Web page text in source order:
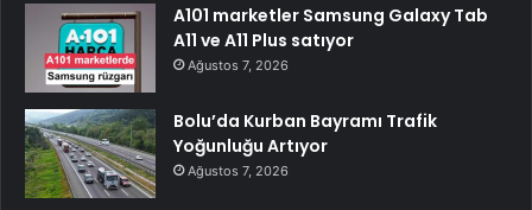
A101 marketler Samsung Galaxy Tab
A11 ve A11 Plus satıyor
Ağustos 7, 2026
Bolu’da Kurban Bayramı Trafik
Yoğunluğu Artıyor
Ağustos 7, 2026